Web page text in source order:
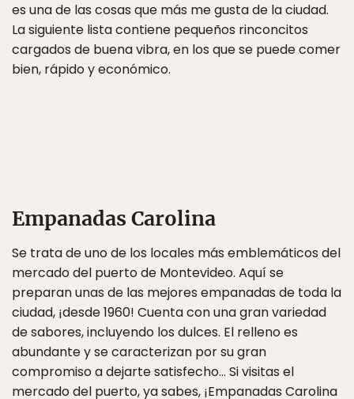
es una de las cosas que más me gusta de la ciudad.
La siguiente lista contiene pequeños rinconcitos
cargados de buena vibra, en los que se puede comer
bien, rápido y económico.
Empanadas Carolina
Se trata de uno de los locales más emblemáticos del
mercado del puerto de Montevideo. Aquí se
preparan unas de las mejores empanadas de toda la
ciudad, ¡desde 1960! Cuenta con una gran variedad
de sabores, incluyendo los dulces. El relleno es
abundante y se caracterizan por su gran
compromiso a dejarte satisfecho… Si visitas el
mercado del puerto, ya sabes, ¡Empanadas Carolina